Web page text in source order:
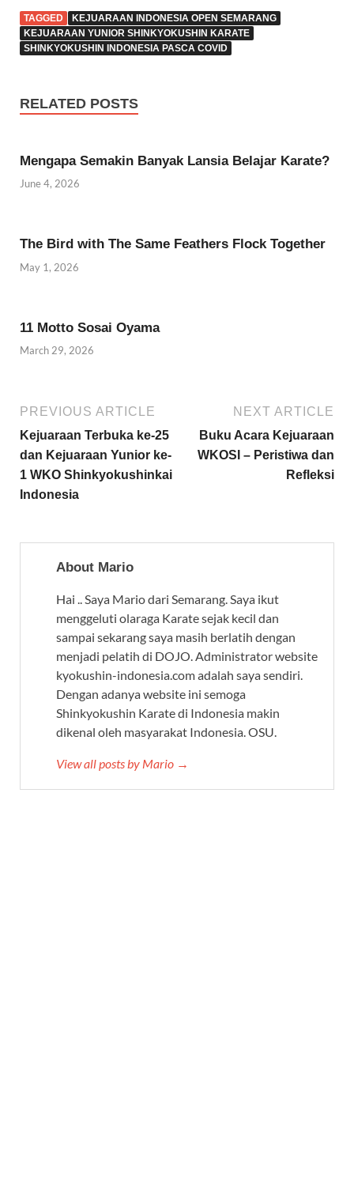
e
b
o
k
itt
er
at
s
p
p
e
gr
e ar
e
TAGGED
KEJUARAAN INDONESIA OPEN SEMARANG
KEJUARAAN YUNIOR SHINKYOKUSHIN KARATE
SHINKYOKUSHIN INDONESIA PASCA COVID
RELATED POSTS
Mengapa Semakin Banyak Lansia Belajar Karate?
June 4, 2026
The Bird with The Same Feathers Flock Together
May 1, 2026
11 Motto Sosai Oyama
March 29, 2026
PREVIOUS ARTICLE
Kejuaraan Terbuka ke-25
dan Kejuaraan Yunior ke-
1 WKO Shinkyokushinkai
Indonesia
NEXT ARTICLE
Buku Acara Kejuaraan
WKOSI – Peristiwa dan
Refleksi
About Mario
Hai .. Saya Mario dari Semarang. Saya ikut
menggeluti olaraga Karate sejak kecil dan
sampai sekarang saya masih berlatih dengan
menjadi pelatih di DOJO. Administrator website
kyokushin-indonesia.com adalah saya sendiri.
Dengan adanya website ini semoga
Shinkyokushin Karate di Indonesia makin
dikenal oleh masyarakat Indonesia. OSU.
View all posts by Mario →